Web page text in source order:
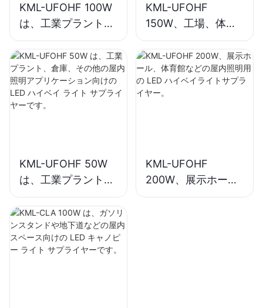
KML-UFOHF 100W
は、工業プラント、
倉庫、その他の屋内
照明アプリケーショ
ン向けの LED ハイ
ベイ ライト サプラ
イヤーです。
KML-UFOHF
150W、工場、体育
館などの屋内照明用
の LED ハイベイラ
イトサプライヤー。
KML-UFOHF 50W
は、工業プラント、
倉庫、その他の屋内
照明アプリケーショ
ン向けの LED ハイ
ベイ ライト サプラ
KML-UFOHF
200W、展示ホー
ル、体育館などの屋